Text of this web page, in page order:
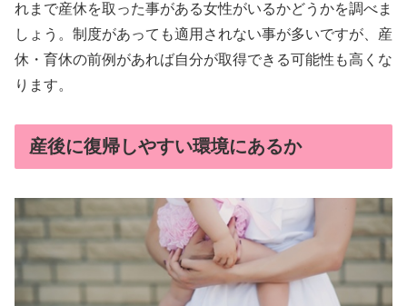
れまで産休を取った事がある女性がいるかどうかを調べま
しょう。制度があっても適用されない事が多いですが、産
休・育休の前例があれば自分が取得できる可能性も高くな
ります。
産後に復帰しやすい環境にあるか